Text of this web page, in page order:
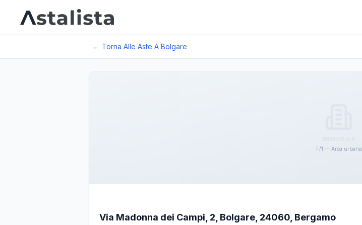
← Torna Alle Aste A Bolgare
F/1 — Area urbana
Via Madonna dei Campi, 2, Bolgare, 24060, Bergamo